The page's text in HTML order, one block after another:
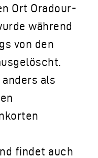
Ort Oradour-
während
von den
als
findet auch